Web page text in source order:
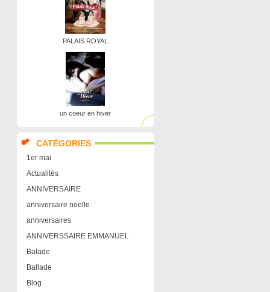
PALAIS ROYAL
un coeur en hiver
CATÉGORIES
1er mai
Actualités
ANNIVERSAIRE
anniversaire noelle
anniversaires
ANNIVERSSAIRE EMMANUEL
Balade
Ballade
Blog